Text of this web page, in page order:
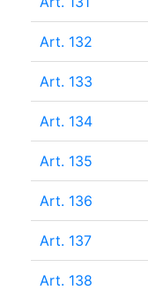
Art. 132
Art. 133
Art. 134
Art. 135
Art. 136
Art. 137
Art. 138